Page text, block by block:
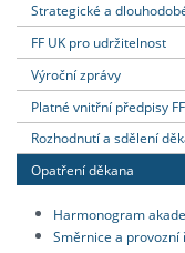
Strategické a
FF UK pro udržitelnost
Výroční zprávy
Platné vnitřní předpisy
Rozhodnutí a sdělení
Opatření děkana
Harmonogram
Směrnice a provozní